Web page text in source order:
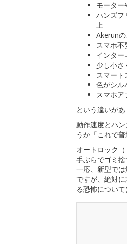
モーター
ハンズフ
上
Akerun
スマホ不
インター
少し小さ
スマート
色がシル
スマホア
という違いがあ
動作速度とハ
うか「これで
オートロック
手ぶらでゴミ捨
一応、新型で
ですが、絶対
る恐怖について